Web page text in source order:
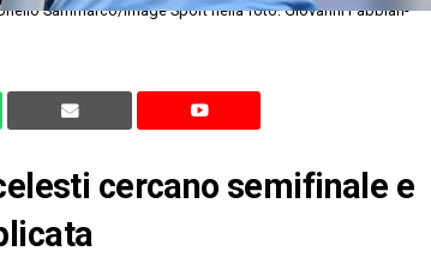
cercano semifinale e